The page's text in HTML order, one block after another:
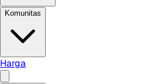
Komunitas
Harga